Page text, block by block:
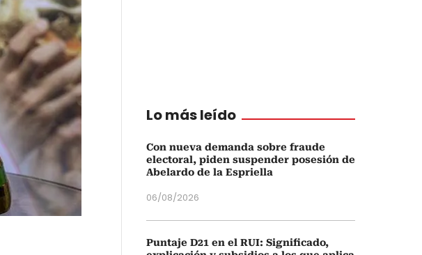
Lo más leído
Con nueva demanda sobre fraude
electoral, piden suspender posesión de
Abelardo de la Espriella
06/08/2026
Puntaje D21 en el RUI: Significado,